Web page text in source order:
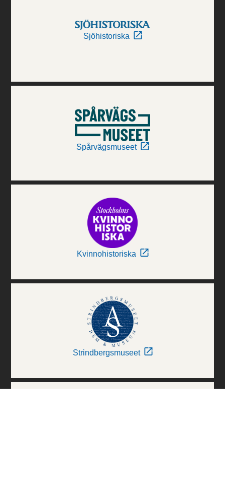
Sjöhistoriska
Spårvägsmuseet
Kvinnohistoriska
Strindbergsmuseet